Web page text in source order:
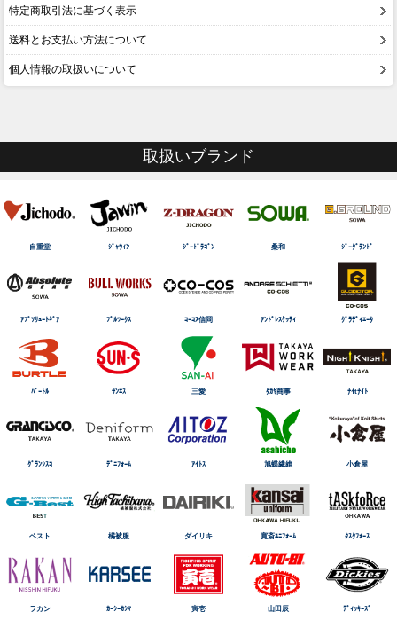
特定商取引法に基づく表示
送料とお支払い方法について
個人情報の取扱いについて
取扱いブランド
自重堂 ｼﾞｬｳｨﾝ ｼﾞｰﾄﾞﾗｺﾞﾝ 桑和 ｼﾞｰｸﾞﾗﾝﾄﾞ
ｱﾌﾞｿﾘｭｰﾄｷﾞｱ ﾌﾞﾙﾜｰｸｽ ｺｰｺｽ信岡 ｱﾝﾄﾞﾚｽｹｯﾃｨ ｸﾞﾗﾃﾞｨｴｰﾀ
ﾊﾞｰﾄﾙ ｻﾝｴｽ 三愛 ﾀｶﾔ商事 ﾅｲtﾅｲﾄ
ｸﾞﾗﾝｼｽｺ ﾃﾞﾆﾌｫｰﾑ ｱｲﾄｽ 旭蝶繊維 小倉屋
ベスト 橘被服 ダイリキ 寛斎ﾕﾆﾌｫｰﾑ ﾀｽｸﾌｫｰｽ
ラカン ｶｰｼｰｶｼﾏ 寅壱 山田辰 ﾃﾞｨｯｷｰｽﾞ